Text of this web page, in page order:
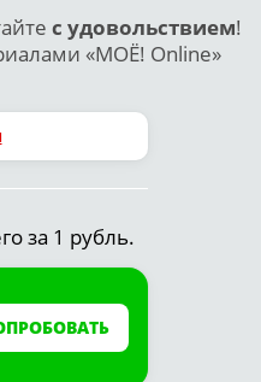
с удовольствием!
«МОЁ! Online»
за 1 рубль.